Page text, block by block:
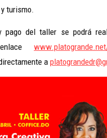
turismo.
pago del taller se podrá
a